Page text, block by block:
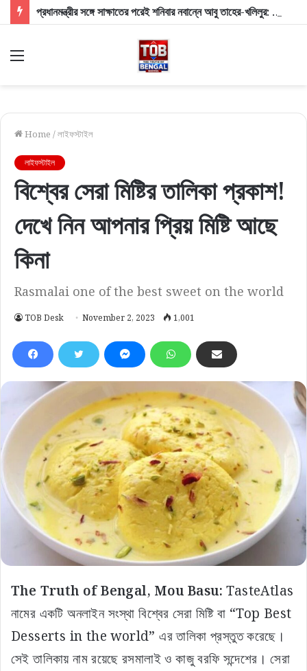
প্রধানমন্ত্রীর সঙ্গে সাক্ষাতের পরেই শনিবার নবান্নে আবু তাহের-খলিলুর: মুখ্যমন্ত্রীর দুয়ারে দুই সাংসদ, চর্চায় ভোটার তালিকা ও মাইক বিতর্ক
Menu
Home /লাইফস্টাইল
লাইফস্টাইল
বিশ্বের সেরা মিষ্টির তালিকা প্রকাশ!
দেখে নিন আপনার প্রিয় মিষ্টি আছে
কিনা
Rasmalai one of the best sweet on the world
TOB Desk November 2, 2023 1,001
The Truth of Bengal, Mou Basu:TasteAtlas
নামের একটি অনলাইন সংস্থা বিশ্বের সেরা মিষ্টি বা “Top Best
Desserts in the world” এর তালিকা প্রস্তুত করেছে।
সেই তালিকায় নাম রয়েছে রসমালাই ও কাজু বরফি সন্দেশের। সেরা